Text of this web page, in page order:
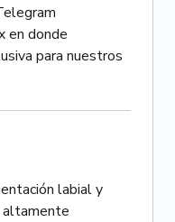
en donde
para nuestros
labial y
altamente